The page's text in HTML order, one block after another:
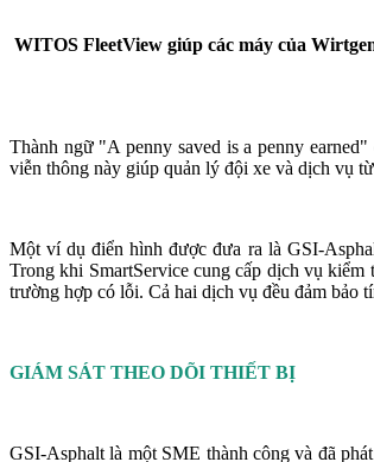
WITOS FleetView giúp các máy của
Thành ngữ "A penny saved is a penny
viễn thông này giúp quản lý đội xe và dịch vụ
Một ví dụ điển hình được đưa ra là GSI-
Trong khi SmartService cung cấp dịch vụ
trường hợp có lỗi. Cả hai dịch vụ đều đảm bảo
GIÁM SÁT THEO DÕI THIẾT BỊ
GSI-Asphalt là một SME thành công và đã